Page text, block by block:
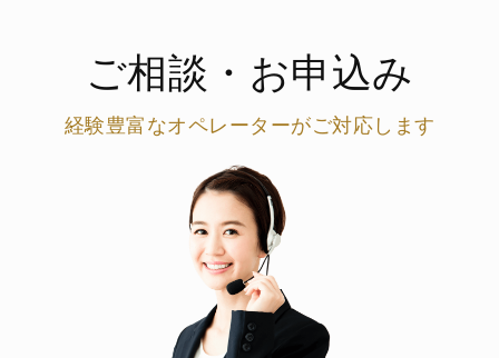
ご相談・お申込み
経験豊富なオペレーターがご対応します